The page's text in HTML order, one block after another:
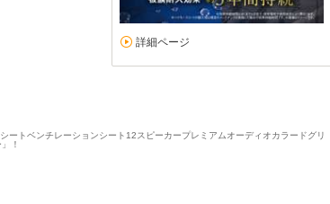
詳細ページ
トベンチレーションシート12スピーカープレミアムオーディオカラードグリ
！